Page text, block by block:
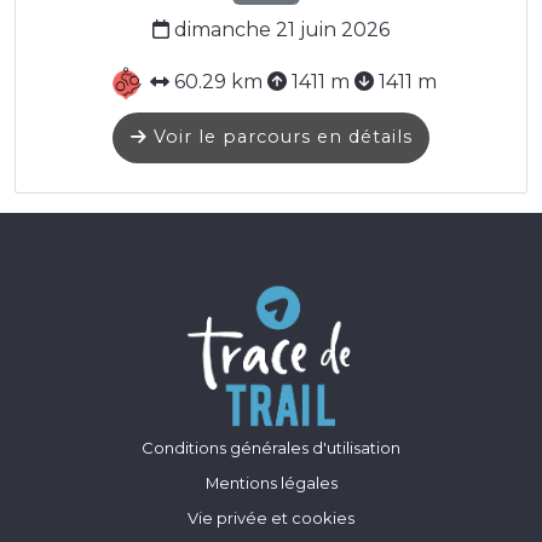
dimanche 21 juin 2026
60.29 km 1411 m 1411 m
Voir le parcours en détails
Conditions générales d'utilisation
Mentions légales
Vie privée et cookies